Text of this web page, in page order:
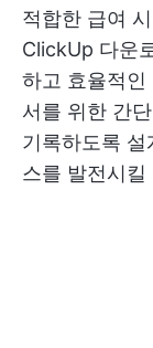
적합한 급여
ClickUp 다운
하고 효율적인
서를 위한 간
기록하도록 설
스를 발전시